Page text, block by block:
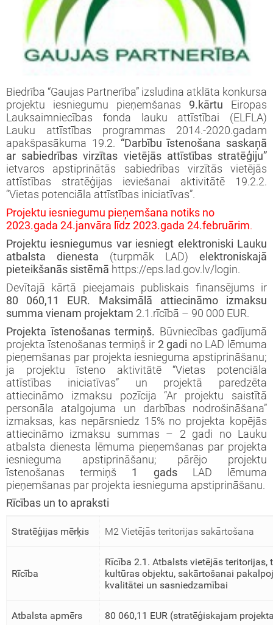
Biedrība “Gaujas Partnerība” izsludina atklāta konkursa
projektu iesniegumu pieņemšanas 9.kārtu Eiropas
Lauksaimniecības fonda lauku attīstībai (ELFLA)
Lauku attīstības programmas 2014.-2020.gadam
apakšpasākuma 19.2. “Darbību īstenošana saskaņā
ar sabiedrības virzītas vietējās attīstības stratēģiju”
ietvaros apstiprinātās sabiedrības virzītās vietējās
attīstības stratēģijas ieviešanai aktivitātē 19.2.2.
“Vietas potenciāla attīstības iniciatīvas”.
Projektu iesniegumu pieņemšana notiks no
2023.gada 24.janvāra līdz 2023.gada 24.februārim.
Projektu iesniegumus var iesniegt elektroniski Lauku
atbalsta dienesta (turpmāk LAD) elektroniskajā
pieteikšanās sistēmā https://eps.lad.gov.lv/login.
Devītajā kārtā pieejamais publiskais finansējums ir
80 060,11 EUR.
Maksimālā attiecināmo izmaksu
summa vienam projektam 2.1.rīcībā – 90 000 EUR.
Projekta īstenošanas termiņš. Būvniecības gadījumā
projekta īstenošanas termiņš ir 2 gadi no LAD lēmuma
pieņemšanas par projekta iesnieguma apstiprināšanu;
ja projektu īsteno aktivitātē “Vietas potenciāla
attīstības iniciatīvas” un projektā paredzēta
attiecināmo izmaksu pozīcija “Ar projektu saistītā
personāla atalgojuma un darbības nodrošināšana”
izmaksas, kas nepārsniedz 15% no projekta kopējās
attiecināmo izmaksu summas – 2 gadi no Lauku
atbalsta dienesta lēmuma pieņemšanas par projekta
iesnieguma apstiprināšanu; pārējo projektu
īstenošanas termiņš 1 gadsLAD lēmuma
pieņemšanas par projekta iesnieguma apstiprināšanu.
Rīcības un to apraksti
Stratēģijas mērķis M2 Vietējās teritorijas sakārtošana
Rīcība
Rīcība 2.1. Atbalsts vietējās teritorijas,
kultūras objektu, sakārtošanai
kvalitātei un sasniedzamībai
Atbalsta apmērs 80 060,11 EUR (stratēģiskajam
un rekvizīti
projekti
semināri
“LEADER pieejas īstenošana 2009-
(ELFLA)”
“LEADER pieejas īstenošana 2009-
projekti
iesniegumu veidlapas
semināri
iesniegumu vērtēšanas rezultāti
apstiprinātie projekti